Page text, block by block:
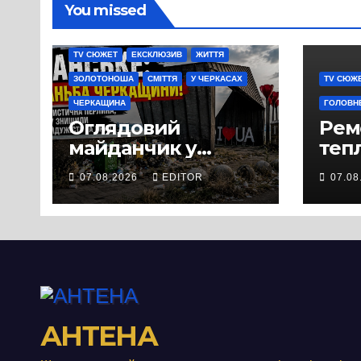
You missed
TV СЮЖЕТ ЕКСКЛЮЗИВ ЖИТТЯ
ЗОЛОТОНОША СМІТТЯ У ЧЕРКАСАХ
ЧЕРКАЩИНА
Оглядовий
майданчик у
Панському біля
Черкас
перетворився на
07.08.2026 EDITOR
TV
АНТЕНА